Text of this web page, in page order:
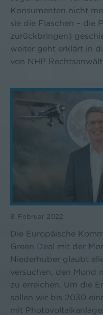
Konsumenten nicht
sie die Flaschen – die
zurückbringen)
weiter geht erklärt in
von NHP
8. Februar 2022
Die Europäische
Green Deal mit der
Niederhuber glaubt
versuchen, den Mond
zu erreichen. Um die
sollen wir bis 2030
mit